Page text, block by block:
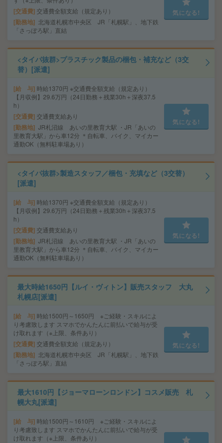
交通費 交通費全額支給（規定あり）
勤務地
北海道札幌市中央区 JR「札幌駅」、地下鉄
「さっぽろ駅」直結
気になる!
<タイパ抜群>プラスチック製品の梱包・補充など（3交
替）[派遣]
給 与 時給1370円 ※交通費全額支給（規定あり）
【月収例】29.6万円（24日勤務＋残業30h＋深夜37.5
h）
交通費 交通費支給あり
勤務地 JR札沼線 あいの里教育大駅 ・JR「あいの
里教育大駅」から車12分 ＊自転車、バイク、マイカー
通勤OK（無料駐車場あり）
気になる!
<タイパ抜群>製造スタッフ／梱包・充填など（3交替）
[派遣]
給 与 時給1370円 ※交通費全額支給（規定あり）
【月収例】29.6万円（24日勤務＋残業30h＋深夜37.5
h）
交通費 交通費支給あり
勤務地 JR札沼線 あいの里教育大駅 ・JR「あいの
里教育大駅」から車12分 ＊自転車、バイク、マイカー
通勤OK（無料駐車場あり）
気になる!
最大時給1650円【ルイ・ヴィトン】販売スタッフ 大丸
札幌店[派遣]
給 与 時給1500円～1650円 ※ご経験・スキルによ
り考慮致します スマホでかんたんに前払いで給与が受
け取れます（※上限、条件あり）
交通費 交通費全額支給（規定あり）
勤務地
北海道札幌市中央区 JR「札幌駅」、地下鉄
「さっぽろ駅」直結
気になる!
最大1610円【ジョーマローンロンドン】コスメ販売 札
幌大丸[派遣]
給 与 時給1500円～1610円 ※ご経験・スキルによ
り考慮致します スマホでかんたんに前払いで給与が受
け取れます（※上限、条件あり）